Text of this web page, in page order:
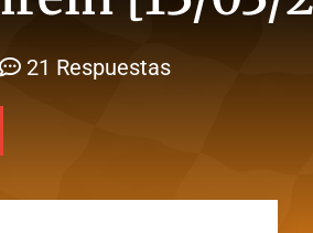
21 Respuestas